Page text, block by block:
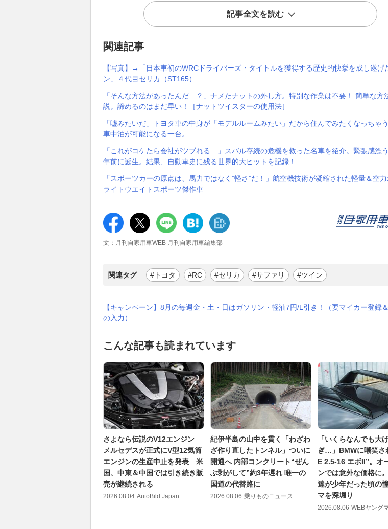
記事全文を読む
関連記事
【写真】→「日本車初のWRCドライバーズ・タイトルを獲得する歴史的快挙を成し遂げ
ン」４代目セリカ（ST165）
「そんな方法があったんだ…？」ナメたナットの外し方。特別な作業は不要！ 簡単な方
説。諦めるのはまだ早い！［ナットツイスターの使用法］
「嘘みたいだ」トヨタ車の中身が「モデルルームみたい」だから住んでみたくなっちゃ
車中泊が可能になる一台。
「これがコケたら会社がツブれる…」スバル存続の危機を救った名車を紹介。緊張感漂
年前に誕生。結果、自動車史に残る世界的大ヒットを記録！
「スポーツカーの原点は、馬力ではなく”軽さ”だ！」航空機技術が凝縮された軽量＆空
ライトウエイトスポーツ傑作車
文：月刊自家用車WEB 月刊自家用車編集部
関連タグ #トヨタ #RC #セリカ #サファリ #ツイン
【キャンペーン】8月の毎週金・土・日はガソリン・軽油7円/L引き！（要マイカー登録
の入力）
こんな記事も読まれています
さよなら伝説のV12エンジン
メルセデスが正式にV型12気筒
エンジンの生産中止を発表 米
国、中東＆中国では引き続き販
売が継続される
2026.08.04 AutoBild Japan
紀伊半島の山中を貫く「わざわ
ざ作り直したトンネル」ついに
開通へ 内部コンクリート“ぜん
ぶ剥がして”約3年遅れ 唯一の
国道の代替路に
2026.08.06 乗りものニュース
「いくらなんでも大
ぎ…」BMWに嘲笑さ
E 2.5-16 エボII”。オ
ンでは意外な価格に
達が少年だった頃の
マを深堀り
2026.08.06 WEBヤング